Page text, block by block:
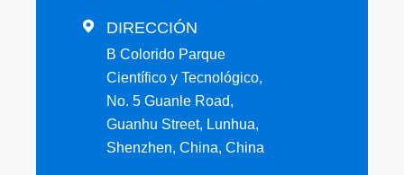
 DIRECCIÓN
B Colorido Parque
Científico y Tecnológico,
No. 5 Guanle Road,
Guanhu Street, Lunhua,
Shenzhen, China, China